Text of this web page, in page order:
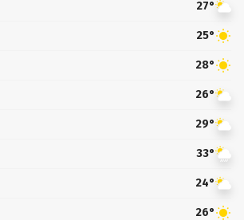
27°
25°
28°
26°
29°
33°
24°
26°